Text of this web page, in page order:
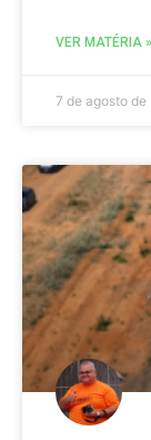
VER MATÉRIA »
7 de agosto de